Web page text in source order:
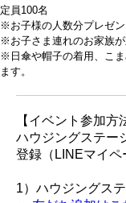
定員100名
※お子様の人数分プレゼン
※お子さま連れのお家族
※日傘や帽子の着用、こ
ます。
【イベント参加方
ハウジングステー
登録（LINEマイペ
1）ハウジングス